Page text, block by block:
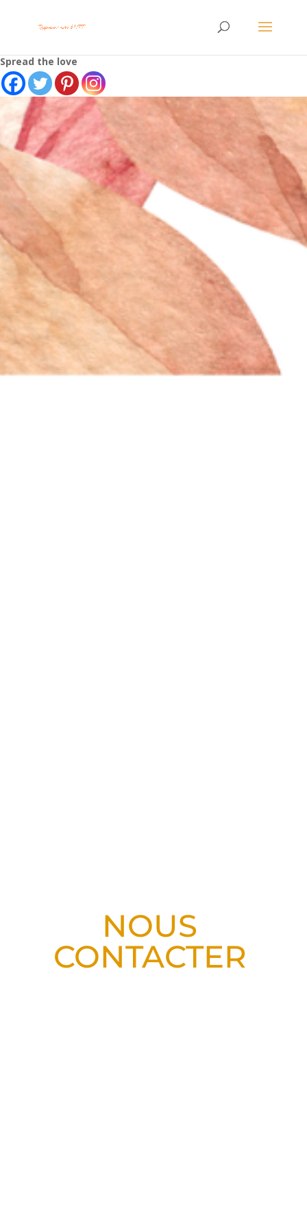
Spread the love
NOUS
CONTACTER